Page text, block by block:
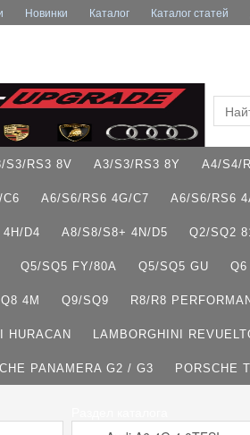
Новинки Каталог Каталог статей
S3/RS3 8V A3/S3/RS3 8Y A4/S4/
A6/S6/RS6 4G/C7 A6/S6/RS6
D4 A8/S8/S8+ 4N/D5 Q2/SQ2
Q5/SQ5 FY/80A Q5/SQ5 GU Q6
4M Q9/SQ9 R8/R8
HURACAN LAMBORGHINI
PANAMERA G2 / G3 PORSCHE